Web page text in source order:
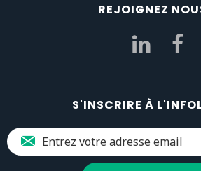
REJOIGNEZ
S'INSCRIRE À